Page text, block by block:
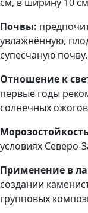
Почвы:
увлажнённую,
супесчаную
Отношение к
первые годы
солнечных
условиях Северо-
Применение в
создании
групповых